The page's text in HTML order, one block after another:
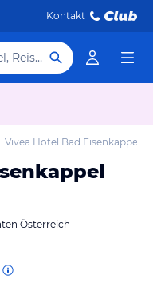
Kontakt
Hotel, Reiseziel
Vivea Hotel Bad Eisenkappel
Österreich